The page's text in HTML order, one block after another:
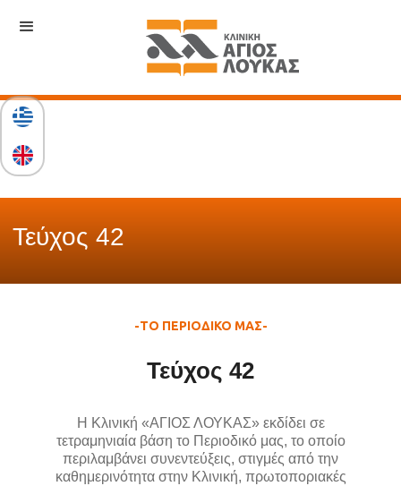
Τεύχος 42
-ΤΟ ΠΕΡΙΟΔΙΚΟ ΜΑΣ-
Τεύχος 42
Η Κλινική «ΑΓΙΟΣ ΛΟΥΚΑΣ» εκδίδει σε
τετραμηνιαία βάση το Περιοδικό μας, το οποίο
περιλαμβάνει συνεντεύξεις, στιγμές από την
καθημερινότητα στην Κλινική, πρωτοποριακές